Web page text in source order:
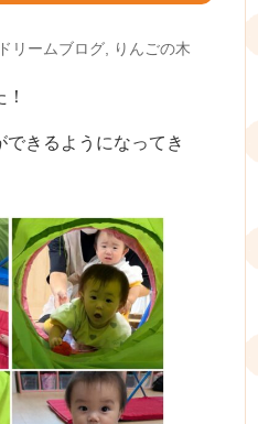
リームブログ, りんごの木
きるようになってき